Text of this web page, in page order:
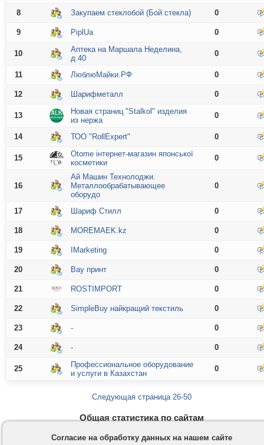
8 Закупаем стеклобой (Бой стекла) 0
9 PiplUa 0
10
Аптека на Маршала Неделина,
д.40
0
11 ЛюблюМайки.РФ 0
12 Шарифметалл 0
13
Новая страниц "Stalkol" изделия
из нержа
0
14 ТОО "RollExpert" 0
15
Otome iнтернет-магазин японської
косметики
0
16
Ай Машин Технолоджи.
Металлообрабатывающее
оборудо
0
17 Шариф Стилл 0
18 MOREMAEK.kz 0
19 IMarketing 0
20 Вау принт 0
21 ROSTIMPORT 0
22 SimpleBuy найкращий текстиль 0
23 - 0
24 - 0
25
Профессиональное оборудование
и услуги в Казахстан
0
Следующая страница 26-50
Общая статистика по сайтам
Сайтов:43/3730Отзывов:2279
Согласие на обработку данных на нашем сайте